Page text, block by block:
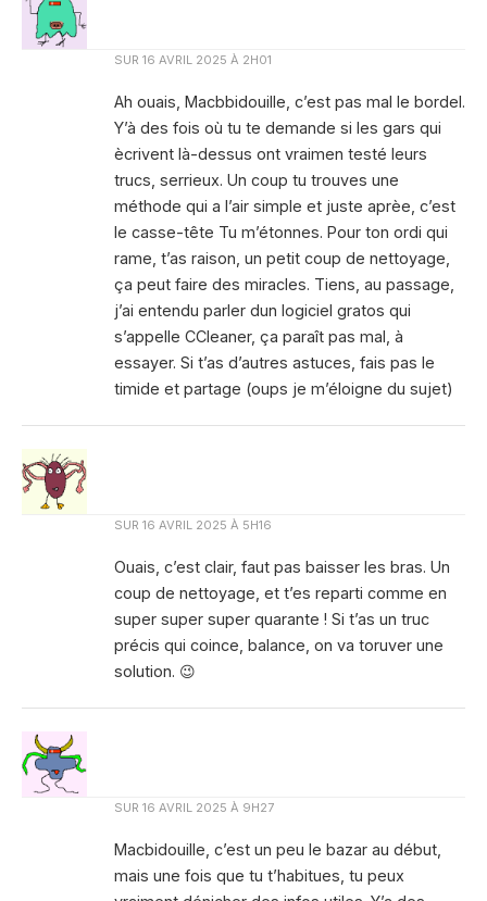
SUR 16 AVRIL 2025 À 2H01
Ah ouais, Macbbidouille, c’est pas mal le bordel.
Y’à des fois où tu te demande si les gars qui
ècrivent là-dessus ont vraimen testé leurs
trucs, serrieux. Un coup tu trouves une
méthode qui a l’air simple et juste aprèe, c’est
le casse-tête Tu m’étonnes. Pour ton ordi qui
rame, t’as raison, un petit coup de nettoyage,
ça peut faire des miracles. Tiens, au passage,
j’ai entendu parler dun logiciel gratos qui
s’appelle CCleaner, ça paraît pas mal, à
essayer. Si t’as d’autres astuces, fais pas le
timide et partage (oups je m’éloigne du sujet)
SUR 16 AVRIL 2025 À 5H16
Ouais, c’est clair, faut pas baisser les bras. Un
coup de nettoyage, et t’es reparti comme en
super super super quarante ! Si t’as un truc
précis qui coince, balance, on va toruver une
solution. 😉
SUR 16 AVRIL 2025 À 9H27
Macbidouille, c’est un peu le bazar au début,
mais une fois que tu t’habitues, tu peux